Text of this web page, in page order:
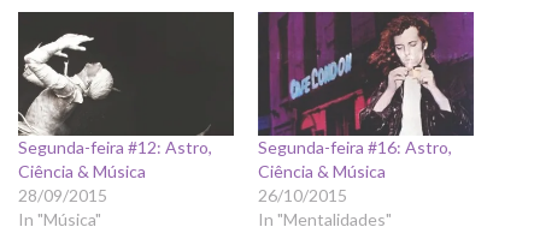
Segunda-feira #12: Astro,
Ciência & Música
28/09/2015
In "Música"
Segunda-feira #16: Astro,
Ciência & Música
26/10/2015
In "Mentalidades"